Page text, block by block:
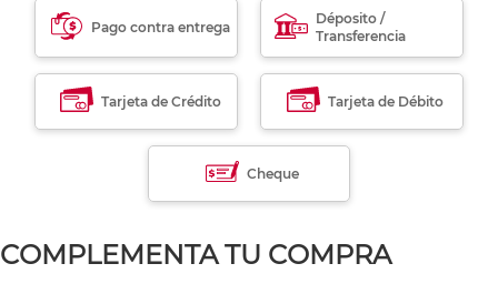
Pago contra entrega
Déposito /
Transferencia
Tarjeta de Crédito Tarjeta de Débito
Cheque
COMPLEMENTA TU COMPRA